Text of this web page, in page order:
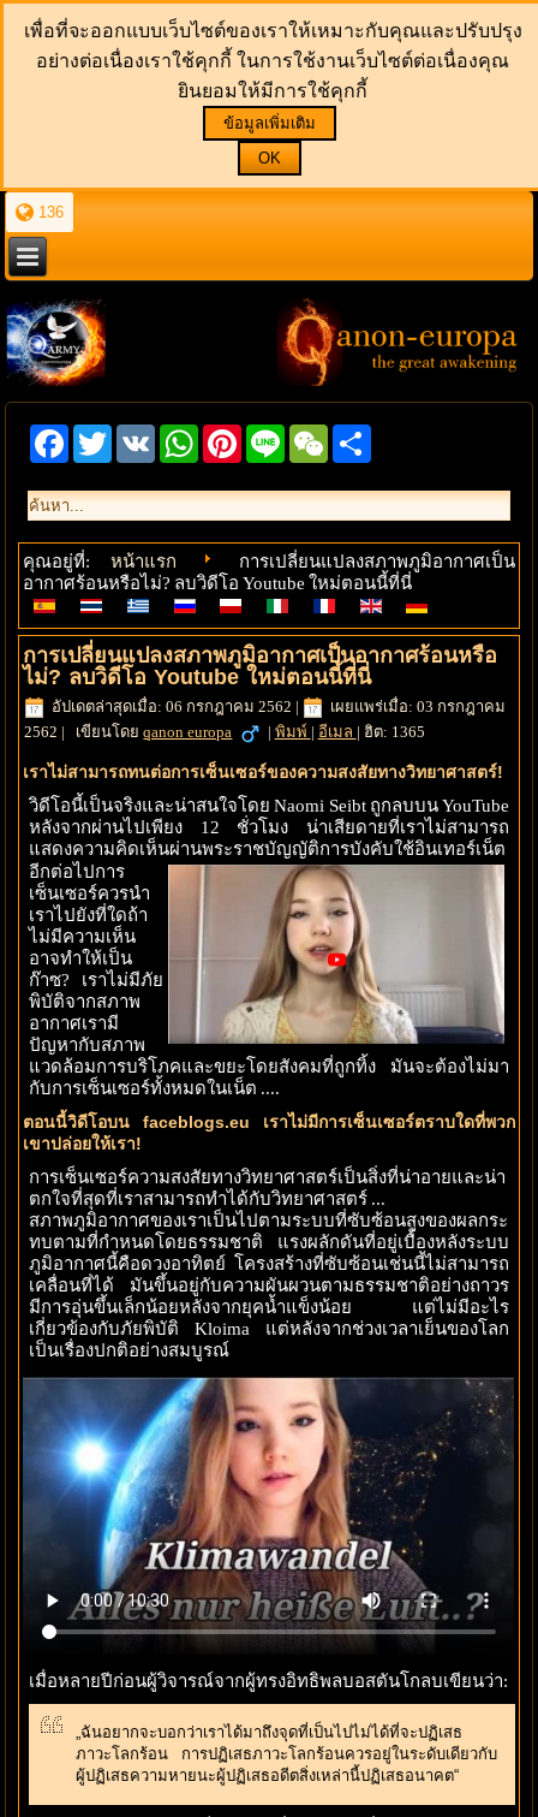
เพื่อที่จะออกแบบเว็บไซต์ของเราให้เหมาะกับคุณและปรับปรุง
อย่างต่อเนื่องเราใช้คุกกี้ ในการใช้งานเว็บไซต์ต่อเนื่องคุณ
ยินยอมให้มีการใช้คุกกี้
ข้อมูลเพิ่มเติม
OK
136
FacebookTwitterVK WhatsAppPinterest
Line WeChat
คุณอยู่ที่:หน้าแรก
การเปลี่ยนแปลงสภาพภูมิอากาศเป็น
อากาศร้อนหรือไม่? ลบวิดีโอ Youtube ใหม่ตอนนี้ที่นี่
การเปลี่ยนแปลงสภาพภูมิอากาศเป็นอากาศร้อนหรือ
ไม่? ลบวิดีโอ Youtube ใหม่ตอนนี้ที่นี่
อัปเดตล่าสุดเมื่อ: 06 กรกฎาคม 2562 |
เผยแพร่เมื่อ: 03 กรกฎาคม
2562 | เขียนโดยqanon europa | พิมพ์ | อีเมล | ฮิต: 1365
เราไม่สามารถทนต่อการเซ็นเซอร์ของความสงสัยทางวิทยาศาสตร์!
วิดีโอนี้เป็นจริงและน่าสนใจโดย Naomi Seibt ถูกลบบน YouTube
หลังจากผ่านไปเพียง 12 ชั่วโมง น่าเสียดายที่เราไม่สามารถ
แสดงความคิดเห็นผ่านพระราชบัญญัติการบังคับใช้อินเทอร์เน็ต
อีกต่อไป การ
เซ็นเซอร์ควรนำ
เราไปยังที่ใดถ้า
ไม่มีความเห็น
อาจทำให้เป็น
ก๊าซ? เราไม่มีภัย
พิบัติจากสภาพ
อากาศเรามี
ปัญหากับสภาพ
แวดล้อมการบริโภคและขยะโดยสังคมที่ถูกทิ้ง มันจะต้องไม่มา
กับการเซ็นเซอร์ทั้งหมดในเน็ต ....
ตอนนี้วิดีโอบน faceblogs.eu เราไม่มีการเซ็นเซอร์ตราบใดที่พวก
เขาปล่อยให้เรา!
การเซ็นเซอร์ความสงสัยทางวิทยาศาสตร์เป็นสิ่งที่น่าอายและน่า
ตกใจที่สุดที่เราสามารถทำได้กับวิทยาศาสตร์ ...
สภาพภูมิอากาศของเราเป็นไปตามระบบที่ซับซ้อนสูงของผลกระ
ทบตามที่กำหนดโดยธรรมชาติ แรงผลักดันที่อยู่เบื้องหลังระบบ
ภูมิอากาศนี้คือดวงอาทิตย์ โครงสร้างที่ซับซ้อนเช่นนี้ไม่สามารถ
เคลื่อนที่ได้ มันขึ้นอยู่กับความผันผวนตามธรรมชาติอย่างถาวร
มีการอุ่นขึ้นเล็กน้อยหลังจากยุคน้ำแข็งน้อย แต่ไม่มีอะไร
เกี่ยวข้องกับภัยพิบัติ Kloima แต่หลังจากช่วงเวลาเย็นของโลก
เป็นเรื่องปกติอย่างสมบูรณ์
เมื่อหลายปีก่อนผู้วิจารณ์จากผู้ทรงอิทธิพลบอสตันโกลบเขียนว่า:
„ฉันอยากจะบอกว่าเราได้มาถึงจุดที่เป็นไปไม่ได้ที่จะปฏิเสธ
ภาวะโลกร้อน การปฏิเสธภาวะโลกร้อนควรอยู่ในระดับเดียวกับ
ผู้ปฏิเสธความหายนะผู้ปฏิเสธอดีตสิ่งเหล่านี้ปฏิเสธอนาคต“